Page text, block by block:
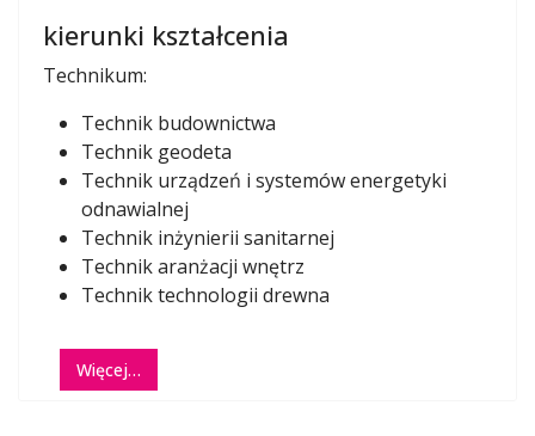
kierunki kształcenia
Technikum:
Technik budownictwa
Technik geodeta
Technik urządzeń i systemów energetyki
odnawialnej
Technik inżynierii sanitarnej
Technik aranżacji wnętrz
Technik technologii drewna
Więcej…